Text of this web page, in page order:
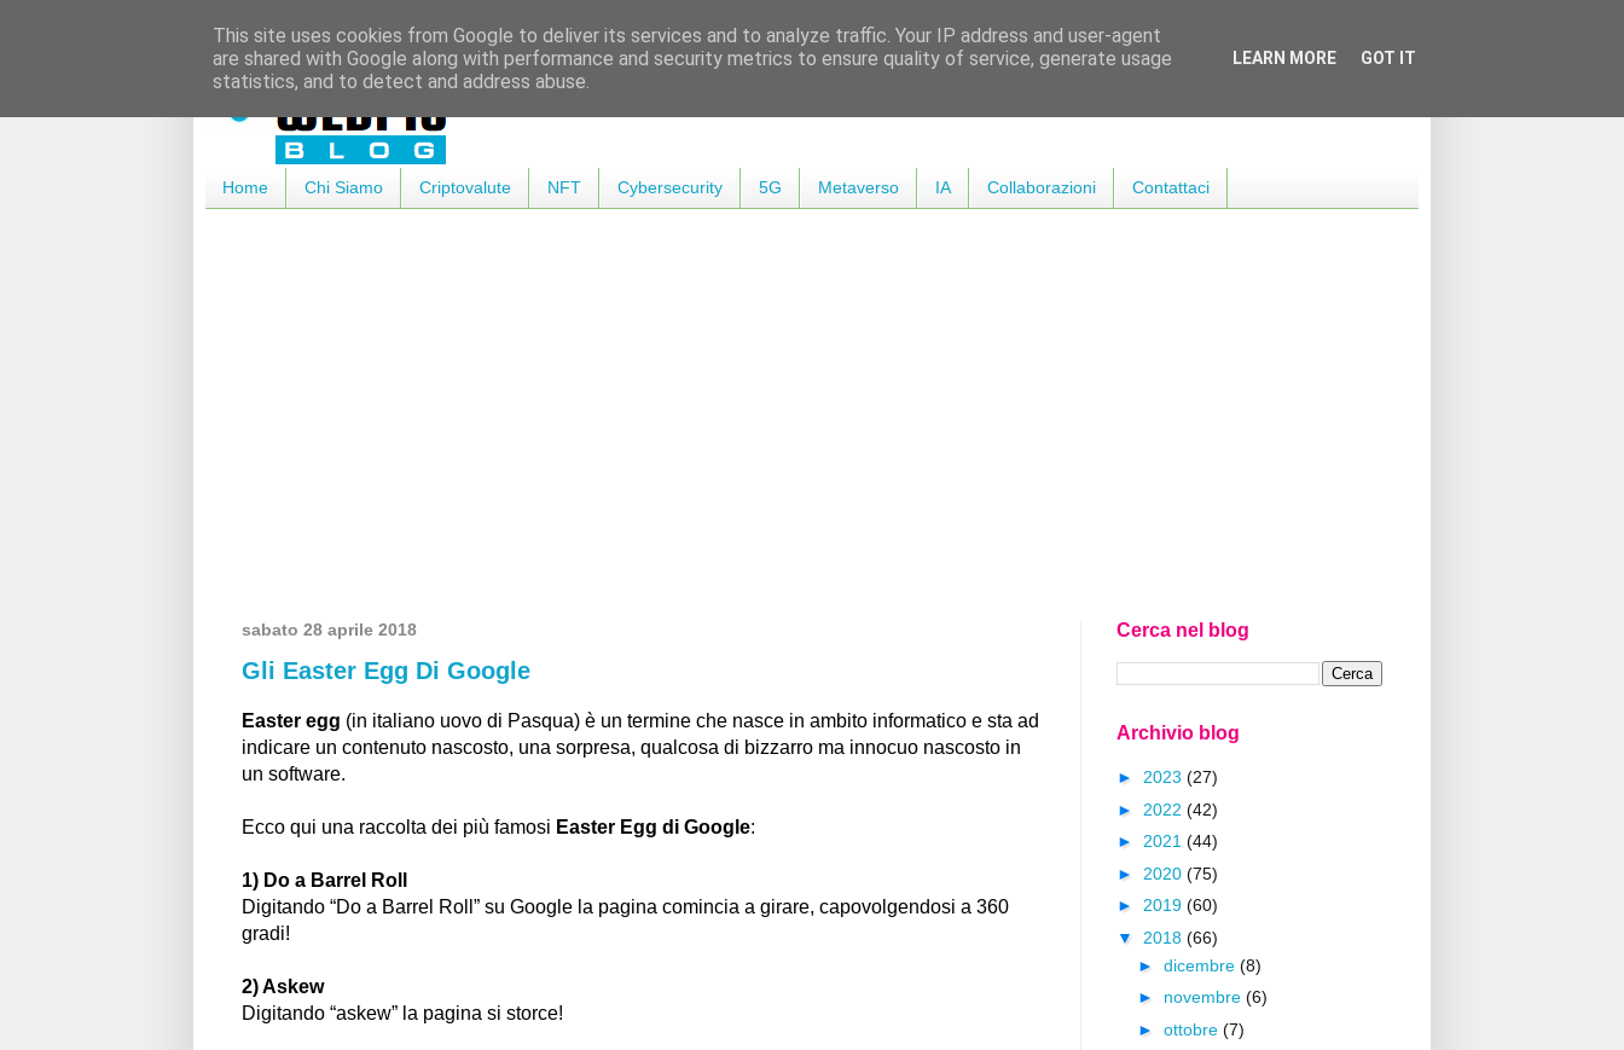
Home Chi Siamo Criptovalute NFT Cybersecurity 5G Metaverso IA Collaborazioni Contattaci
sabato 28 aprile 2018
Gli Easter Egg Di Google
Easter egg (in italiano uovo di Pasqua) è un termine che nasce in ambito informatico e sta ad
indicare un contenuto nascosto, una sorpresa, qualcosa di bizzarro ma innocuo nascosto in
un software.
Ecco qui una raccolta dei più famosi Easter Egg di Google:
1) Do a Barrel Roll
Digitando “Do a Barrel Roll” su Google la pagina comincia a girare, capovolgendosi a 360
gradi!
2) Askew
Digitando “askew” la pagina si storce!
Cerca nel blog
Archivio blog
► 2023 (27)
► 2022 (42)
► 2021 (44)
► 2020 (75)
► 2019 (60)
▼ 2018 (66)
► dicembre (8)
► novembre (6)
► ottobre (7)
This site uses cookies from Google to deliver its services and to analyze traffic. Your IP address and user-agent
are shared with Google along with performance and security metrics to ensure quality of service, generate usage
statistics, and to detect and address abuse.
LEARN MORE GOT IT